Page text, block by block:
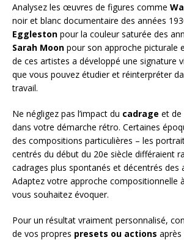
Analysez les œuvres de figures comme
noir et blanc documentaire des années
Eggleston pour la couleur saturée des
Sarah Moon pour son approche picturale
de ces artistes a développé une signature
que vous pouvez étudier et réinterpréter
travail.
Ne négligez pas l’impact du cadrage et de
dans votre démarche rétro. Certaines
des compositions particulières – les
centrés du début du 20e siècle différaient
cadrages plus spontanés et décentrés des
Adaptez votre approche compositionnelle
vous souhaitez évoquer.
Pour un résultat vraiment personnalisé,
de vos propres presets ou actions